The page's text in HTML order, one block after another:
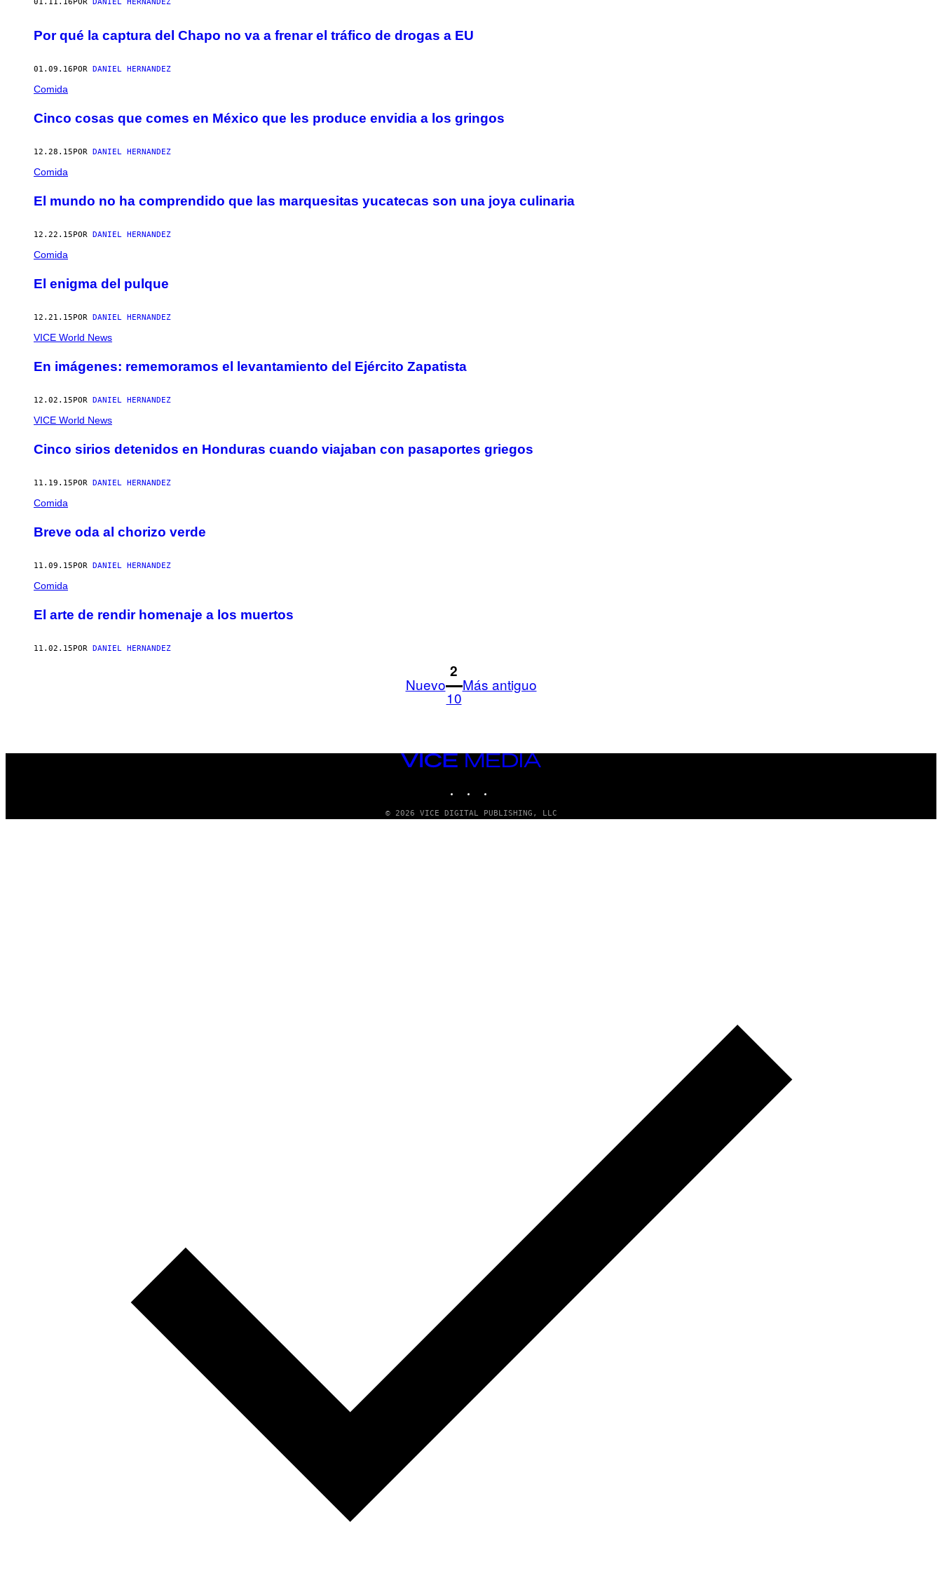
01.11.16 POR DANIEL HERNANDEZ
Por qué la captura del Chapo no va a frenar el tráfico de drogas a EU
01.09.16 POR DANIEL HERNANDEZ
Comida
Cinco cosas que comes en México que les produce envidia a los gringos
12.28.15 POR DANIEL HERNANDEZ
Comida
El mundo no ha comprendido que las marquesitas yucatecas son una joya culinaria
12.22.15 POR DANIEL HERNANDEZ
Comida
El enigma del pulque
12.21.15 POR DANIEL HERNANDEZ
VICE World News
En imágenes: rememoramos el levantamiento del Ejército Zapatista
12.02.15 POR DANIEL HERNANDEZ
VICE World News
Cinco sirios detenidos en Honduras cuando viajaban con pasaportes griegos
11.19.15 POR DANIEL HERNANDEZ
Comida
Breve oda al chorizo verde
11.09.15 POR DANIEL HERNANDEZ
Comida
El arte de rendir homenaje a los muertos
11.02.15 POR DANIEL HERNANDEZ
Nuevo
1
2
10
Más antiguo
VICE
© 2026 VICE DIGITAL PUBLISHING, LLC